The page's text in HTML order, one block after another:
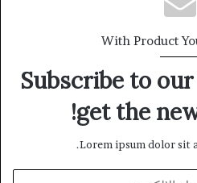
With Product
Subscribe to
get the
Lorem ipsum dolor sit